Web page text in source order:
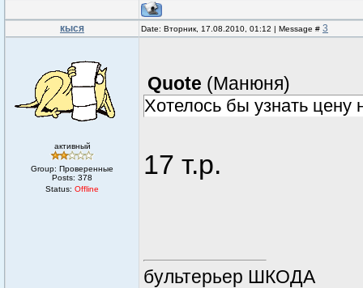
кыся Date: Вторник, 17.08.2010, 01:12 | Message # 3
активный
Group: Проверенные
Posts: 378
Status: Offline
Quote (Манюня)
Хотелось бы узнать цену
17 т.р.
бультерьер ШКОДА